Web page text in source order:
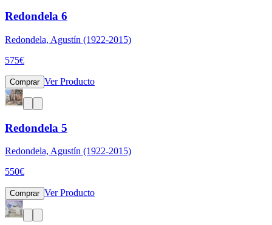
Redondela 6
Redondela, Agustín (1922-2015)
575€
Comprar Ver Producto
Redondela 5
Redondela, Agustín (1922-2015)
550€
Comprar Ver Producto